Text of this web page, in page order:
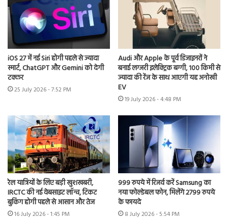
iOS 27 में नई Siri होगी पहले से ज्यादा
स्मार्ट, ChatGPT और Gemini को देगी
टक्कर
25 July 2026 - 7:52 PM
Audi और Apple के पूर्व डिजाइनरों ने
बनाई लग्जरी इलेक्ट्रिक बग्गी, 100 किमी से
ज्यादा की रेंज के साथ आएगी यह अनोखी
EV
19 July 2026 - 4:48 PM
रेल यात्रियों के लिए बड़ी खुशखबरी,
IRCTC की नई वेबसाइट लॉन्च, टिकट
बुकिंग होगी पहले से आसान और तेज
16 July 2026 - 1:45 PM
999 रुपये में रिजर्व करें Samsung का
नया फोल्डेबल फोन, मिलेंगे 2799 रुपये
के फायदे
8 July 2026 - 5:54 PM